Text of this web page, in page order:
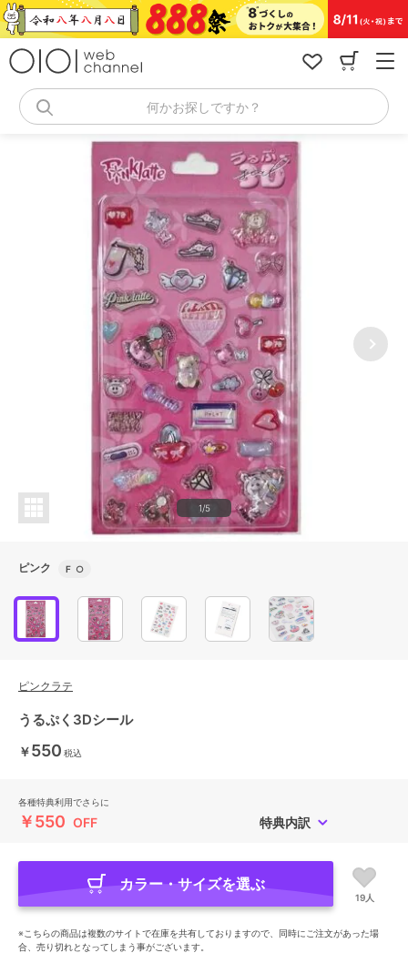
コ
ン
何かお探しですか？
1/5
ピンク F ○
ピンクラテ
うるぷく3Dシール
￥550 税込
各種特典利用でさらに
￥550 OFF 特典内訳
カラー・サイズを選ぶ
19人
※こちらの商品は複数のサイトで在庫を共有しておりますので、同時にご注文があった場
合、売り切れとなってしまう事がございます。